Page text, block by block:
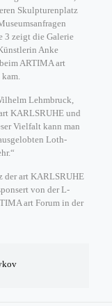
Skulpturenplatz
3 zeigt die Galerie
Anke
ARTIMA art
Lehmbruck,
KARLSRUHE und
Vielfalt kann man
Loth-
der art KARLSRUHE
von der L-
art Forum in der